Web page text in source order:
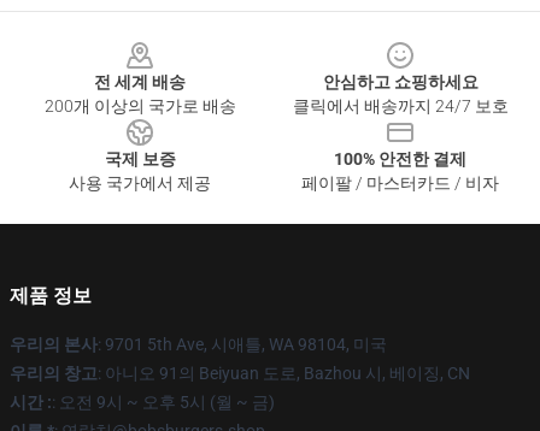
전 세계 배송
200개 이상의 국가로 배송
안심하고 쇼핑하세요
클릭에서 배송까지 24/7 보호
국제 보증
사용 국가에서 제공
100% 안전한 결제
페이팔 / 마스터카드 / 비자
제품 정보
우리의 본사: 9701 5th Ave, 시애틀, WA 98104, 미국
우리의 창고: 아니오 91의 Beiyuan 도로, Bazhou 시, 베이징, CN
시간 :: 오전 9시 ~ 오후 5시 (월 ~ 금)